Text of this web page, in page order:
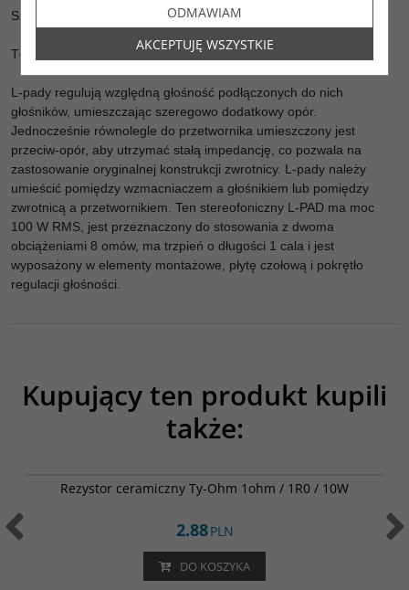
Szczegóły produktu:
Tłumik L-Pad 100 W Stereo 1" 8 omów
L-pady regulują względną głośność podłączonych do nich
głośników, umieszczając szeregowo dodatkowy opór.
Jednocześnie równolegle do przetwornika umieszczony jest
przeciw-opór, aby utrzymać stałą impedancję, co pozwala na
zastosowanie oryginalnej konstrukcji zwrotnicy. L-pady należy
umieścić pomiędzy wzmacniaczem a głośnikiem lub pomiędzy
zwrotnicą a przetwornikiem. Ten stereofoniczny L-PAD ma moc
100 W RMS, jest przeznaczony do stosowania z dwoma
obciążeniami 8 omów, ma trzpień o długości 1 cala i jest
wyposażony w elementy montażowe, płytę czołową i pokrętło
regulacji głośności.
Kupujący ten produkt kupili
także:
Rezystor ceramiczny Ty-Ohm 1ohm / 1R0 / 10W
2.88PLN
DO KOSZYKA
ODMAWIAM
AKCEPTUJĘ WSZYSTKIE